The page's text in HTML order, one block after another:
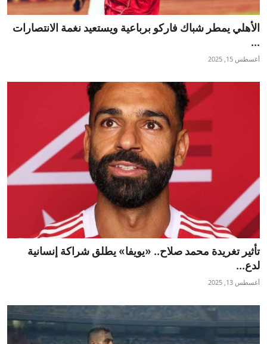
الأهلي يمطر شباك فاركو برباعية ويستعيد نغمة الانتصارات
...
أغسطس 15, 2025
تأثير تغريدة محمد صلاح.. «يويفا» يطلق شراكة إنسانية
لدع...
أغسطس 13, 2025